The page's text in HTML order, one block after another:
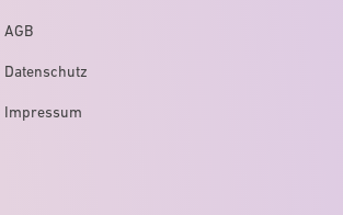
AGB
Datenschutz
Impressum